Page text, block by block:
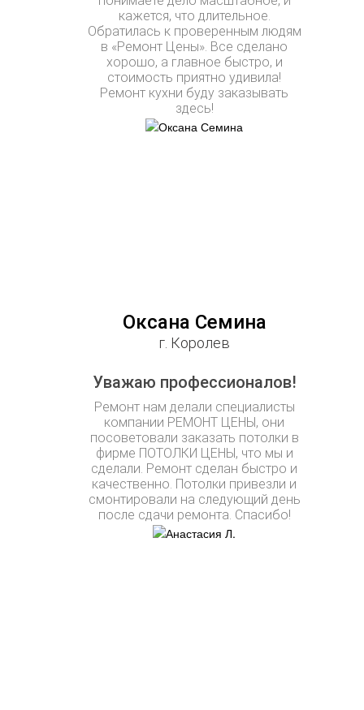
кажется, что длительное.
Обратилась к проверенным людям
в «Ремонт Цены». Все сделано
хорошо, а главное быстро, и
стоимость приятно удивила!
Ремонт кухни буду заказывать
здесь!
Оксана Семина
г. Королев
Уважаю профессионалов!
Ремонт нам делали специалисты
компании РЕМОНТ ЦЕНЫ, они
посоветовали заказать потолки в
фирме ПОТОЛКИ ЦЕНЫ, что мы и
сделали. Ремонт сделан быстро и
качественно. Потолки привезли и
смонтировали на следующий день
после сдачи ремонта. Спасибо!